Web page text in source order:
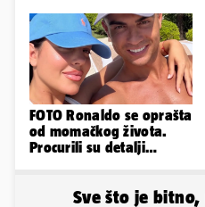
Dinamu
FOTO Ronaldo se oprašta
od momačkog života.
Procurili su detalji
Sve što je